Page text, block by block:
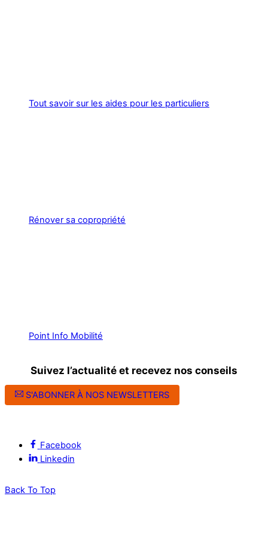
Tout savoir sur les aides pour les particuliers
Rénover sa copropriété
Point Info Mobilité
Suivez l’actualité et recevez nos conseils
S'ABONNER À NOS NEWSLETTERS
Facebook
Linkedin
Back To Top